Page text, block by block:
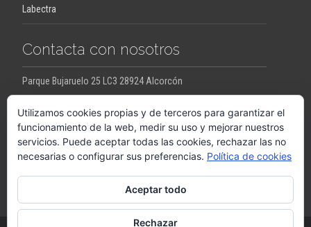
Labectra
Contacta con nosotros
Parque Bujaruelo 25 LC3 28924 Alcorcón
jesus.ortega@pro-con.es raquel.ortega@pro-con.es
Llámanos
+34648290063
Utilizamos cookies propias y de terceros para garantizar el
funcionamiento de la web, medir su uso y mejorar nuestros
servicios. Puede aceptar todas las cookies, rechazar las no
necesarias o configurar sus preferencias. Política de cookies
Aceptar todo
Rechazar